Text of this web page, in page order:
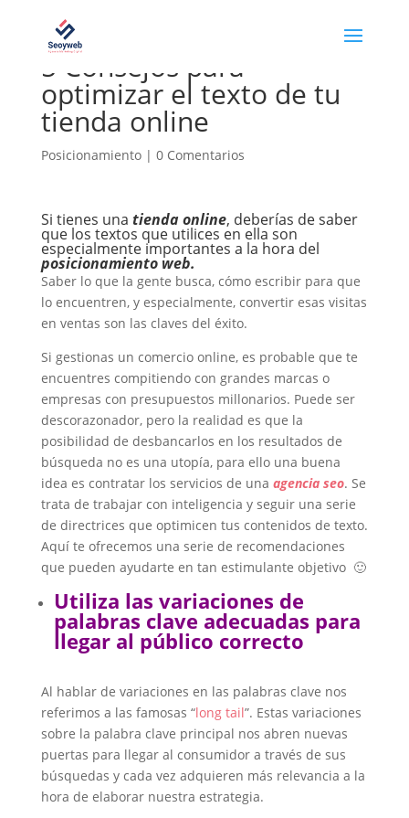
5 Consejos para
optimizar el texto de tu
tienda online
Posicionamiento| 0 Comentarios
Si tienes una tienda online, deberías de saber
que los textos que utilices en ella son
especialmente importantes a la hora del
posicionamiento web.
Saber lo que la gente busca, cómo escribir para que
lo encuentren, y especialmente, convertir esas visitas
en ventas son las claves del éxito.
Si gestionas un comercio online, es probable que te
encuentres compitiendo con grandes marcas o
empresas con presupuestos millonarios. Puede ser
descorazonador, pero la realidad es que la
posibilidad de desbancarlos en los resultados de
búsqueda no es una utopía, para ello una buena
idea es contratar los servicios de una agencia seo. Se
trata de trabajar con inteligencia y seguir una serie
de directrices que optimicen tus contenidos de texto.
Aquí te ofrecemos una serie de recomendaciones
que pueden ayudarte en tan estimulante objetivo 🙂
Utiliza las variaciones de
palabras clave adecuadas para
llegar al público correcto
Al hablar de variaciones en las palabras clave nos
referimos a las famosas “long tail”. Estas variaciones
sobre la palabra clave principal nos abren nuevas
puertas para llegar al consumidor a través de sus
búsquedas y cada vez adquieren más relevancia a la
hora de elaborar nuestra estrategia.